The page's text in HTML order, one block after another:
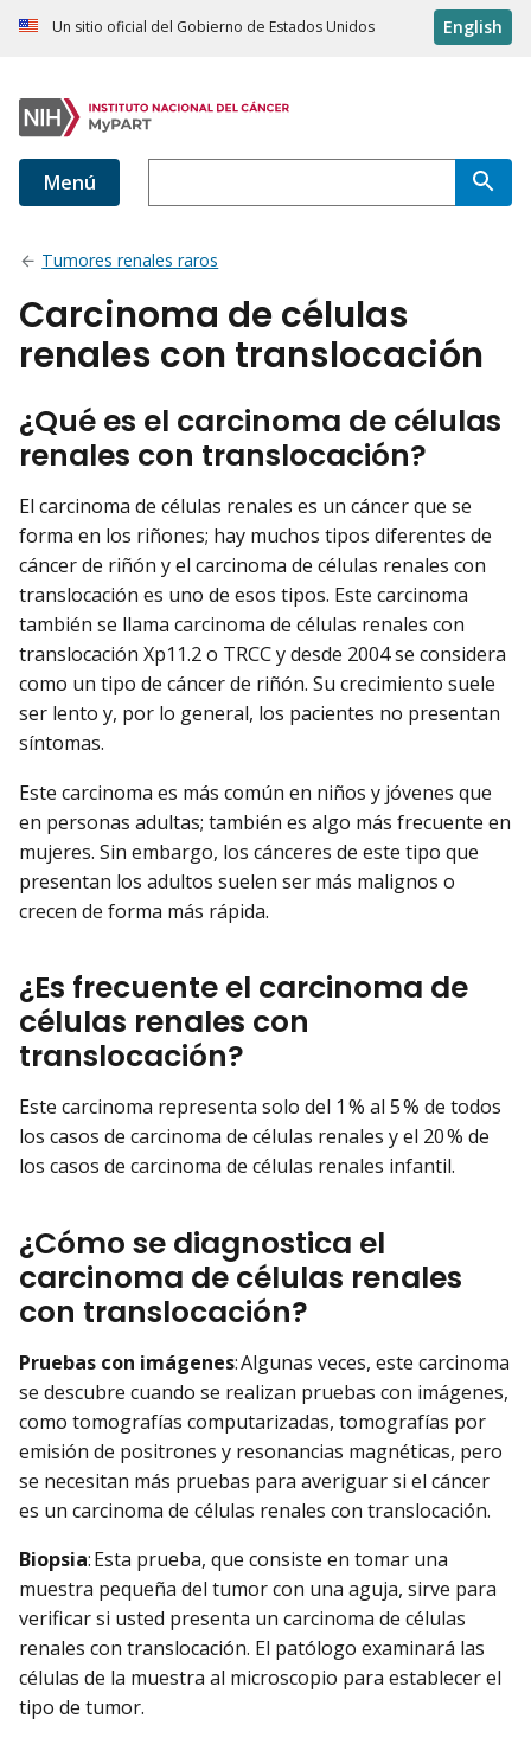
Un sitio oficial del Gobierno de Estados Unidos English
Menú
Tumores renales raros
Carcinoma de células
renales con translocación
¿Qué es el carcinoma de células
renales con translocación?
El carcinoma de células renales es un cáncer que se
forma en los riñones; hay muchos tipos diferentes de
cáncer de riñón y el carcinoma de células renales con
translocación es uno de esos tipos. Este carcinoma
también se llama carcinoma de células renales con
translocación Xp11.2 o TRCC y desde 2004 se considera
como un tipo de cáncer de riñón. Su crecimiento suele
ser lento y, por lo general, los pacientes no presentan
síntomas.
Este carcinoma es más común en niños y jóvenes que
en personas adultas; también es algo más frecuente en
mujeres. Sin embargo, los cánceres de este tipo que
presentan los adultos suelen ser más malignos o
crecen de forma más rápida.
¿Es frecuente el carcinoma de
células renales con
translocación?
Este carcinoma representa solo del 1 % al 5 % de todos
los casos de carcinoma de células renales y el 20 % de
los casos de carcinoma de células renales infantil.
¿Cómo se diagnostica el
carcinoma de células renales
con translocación?
Pruebas con imágenes: Algunas veces, este carcinoma
se descubre cuando se realizan pruebas con imágenes,
como tomografías computarizadas, tomografías por
emisión de positrones y resonancias magnéticas, pero
se necesitan más pruebas para averiguar si el cáncer
es un carcinoma de células renales con translocación.
Biopsia: Esta prueba, que consiste en tomar una
muestra pequeña del tumor con una aguja, sirve para
verificar si usted presenta un carcinoma de células
renales con translocación. El patólogo examinará las
células de la muestra al microscopio para establecer el
tipo de tumor.